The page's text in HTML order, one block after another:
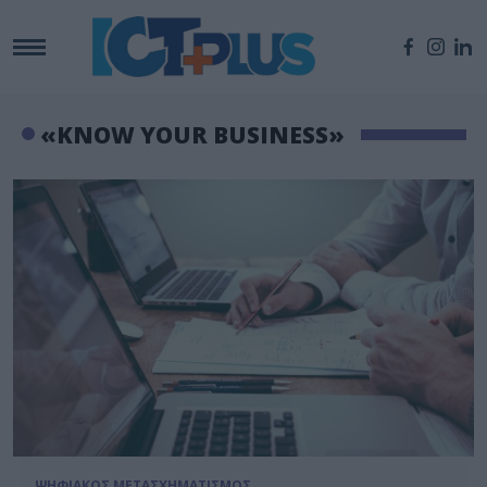
«KNOW YOUR BUSINESS»